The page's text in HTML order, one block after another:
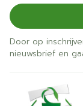
Door op
nieuwsbrief en